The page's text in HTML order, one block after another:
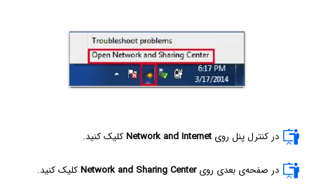
در کنترل پنل روی Network and Internetکلیک کنید.
در صفحه‌ی بعدی رویNetwork and Sharing Centerکلیک کنید.